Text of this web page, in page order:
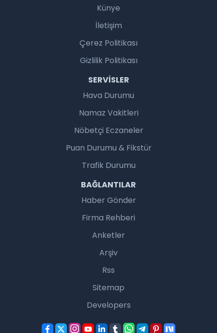
Künye
İletişim
Çerez Politikası
Gizlilik Politikası
SERVISLER
Hava Durumu
Namaz Vakitleri
Nöbetçi Eczaneler
Puan Durumu & Fikstür
Trafik Durumu
BAĞLANTILAR
Haber Gönder
Firma Rehberi
Anketler
Arşiv
Rss
Sitemap
Developers